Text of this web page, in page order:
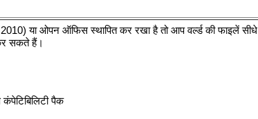
या ओपन ऑफिस स्‍थापित कर रखा है तो आप वर्ल्‍ड की फाइलें सीधे
सकते हैं।
पैक